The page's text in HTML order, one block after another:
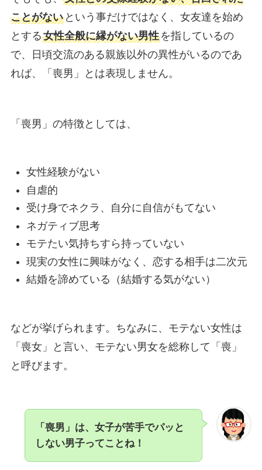
ことがないという事だけではなく、女友達を始め
とする女性全般に縁がない男性を指しているの
で、日頃交流のある親族以外の異性がいるのであ
れば、「喪男」とは表現しません。
「喪男」の特徴としては、
女性経験がない
自虐的
受け身でネクラ、自分に自信がもてない
ネガティブ思考
モテたい気持ちすら持っていない
現実の女性に興味がなく、恋する相手は二次元
結婚を諦めている（結婚する気がない）
などが挙げられます。ちなみに、モテない女性は
「喪女」と言い、モテない男女を総称して「喪」
と呼びます。
「喪男」は、女子が苦手でパッと
しない男子ってことね！